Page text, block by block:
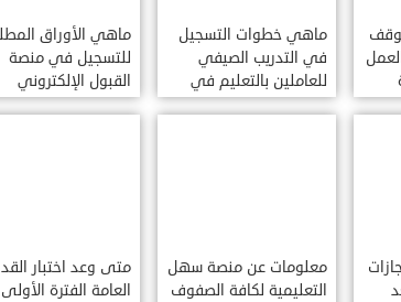
ماهي خطوات التسجيل
في التدريب الصيفي
للعاملين بالتعليم في
المملكة العربية
ماهي الأوراق
للتسجيل في منصة
القبول الإلكتروني
الموحد في المملكة
معلومات عن منصة سهل
التعليمية لكافة الصفوف
متى وعد اختبار
العامة الفترة الأولى